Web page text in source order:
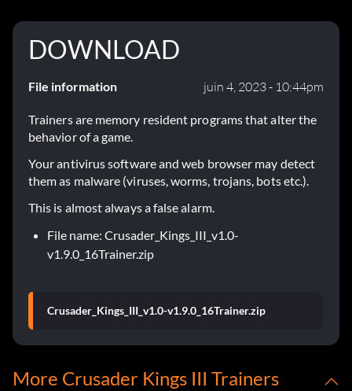
DOWNLOAD
File information juin 4, 2023 - 10:44pm
Trainers are memory resident programs that alter the
behavior of a game.
Your antivirus software and web browser may detect
them as malware (viruses, worms, trojans, bots etc.).
This is almost always a false alarm.
File name: Crusader_Kings_III_v1.0-
v1.9.0_16Trainer.zip
Crusader_Kings_III_v1.0-v1.9.0_16Trainer.zip
More Crusader Kings III Trainers